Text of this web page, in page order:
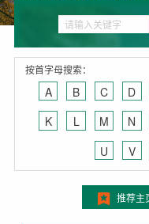
按首字母搜索：
A B C D
K
L M N
U
V
推荐主